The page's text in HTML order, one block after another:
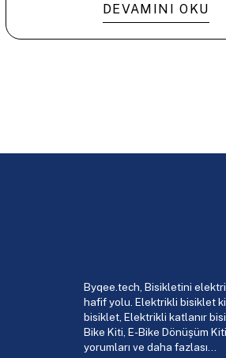
DEVAMINI OKU
Byqee.tech, Bisikletini
hafif yolu. Elektrikli bisiklet
bisiklet, Elektrikli katlanır
Bike Kiti, E-Bike Dönüşüm
yorumları ve daha fazlası…